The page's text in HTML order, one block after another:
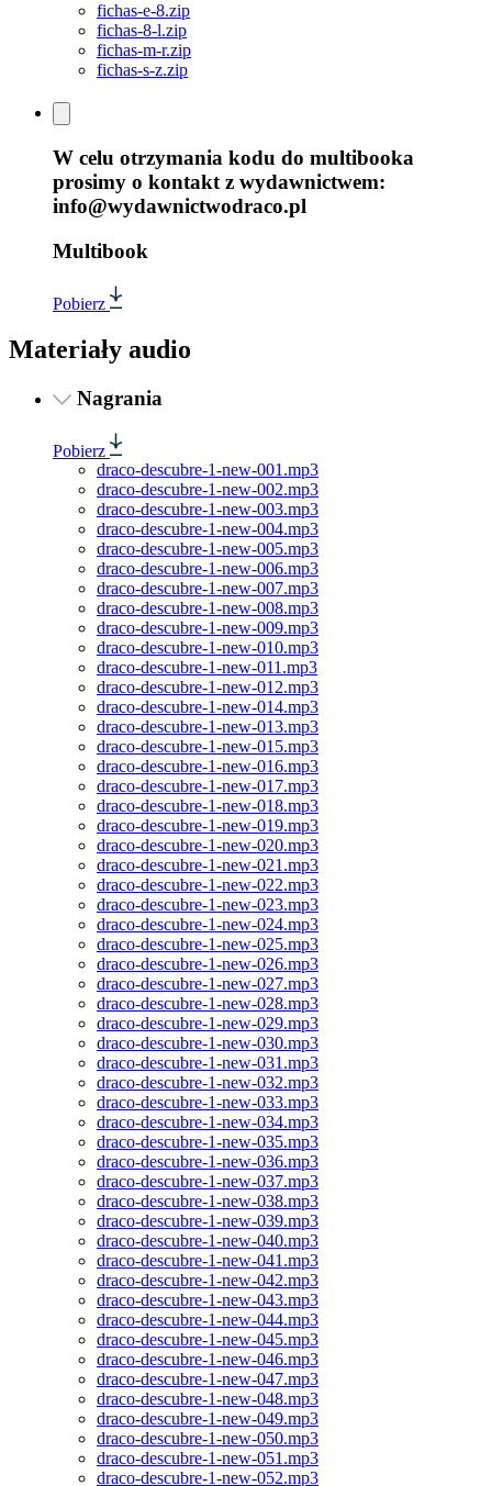
fichas-e-8.zip
fichas-8-l.zip
fichas-m-r.zip
fichas-s-z.zip
W celu otrzymania kodu do multibooka
prosimy o kontakt z wydawnictwem:
info@wydawnictwodraco.pl
Multibook
Pobierz
Materiały audio
Nagrania
Pobierz
draco-descubre-1-new-001.mp3
draco-descubre-1-new-002.mp3
draco-descubre-1-new-003.mp3
draco-descubre-1-new-004.mp3
draco-descubre-1-new-005.mp3
draco-descubre-1-new-006.mp3
draco-descubre-1-new-007.mp3
draco-descubre-1-new-008.mp3
draco-descubre-1-new-009.mp3
draco-descubre-1-new-010.mp3
draco-descubre-1-new-011.mp3
draco-descubre-1-new-012.mp3
draco-descubre-1-new-014.mp3
draco-descubre-1-new-013.mp3
draco-descubre-1-new-015.mp3
draco-descubre-1-new-016.mp3
draco-descubre-1-new-017.mp3
draco-descubre-1-new-018.mp3
draco-descubre-1-new-019.mp3
draco-descubre-1-new-020.mp3
draco-descubre-1-new-021.mp3
draco-descubre-1-new-022.mp3
draco-descubre-1-new-023.mp3
draco-descubre-1-new-024.mp3
draco-descubre-1-new-025.mp3
draco-descubre-1-new-026.mp3
draco-descubre-1-new-027.mp3
draco-descubre-1-new-028.mp3
draco-descubre-1-new-029.mp3
draco-descubre-1-new-030.mp3
draco-descubre-1-new-031.mp3
draco-descubre-1-new-032.mp3
draco-descubre-1-new-033.mp3
draco-descubre-1-new-034.mp3
draco-descubre-1-new-035.mp3
draco-descubre-1-new-036.mp3
draco-descubre-1-new-037.mp3
draco-descubre-1-new-038.mp3
draco-descubre-1-new-039.mp3
draco-descubre-1-new-040.mp3
draco-descubre-1-new-041.mp3
draco-descubre-1-new-042.mp3
draco-descubre-1-new-043.mp3
draco-descubre-1-new-044.mp3
draco-descubre-1-new-045.mp3
draco-descubre-1-new-046.mp3
draco-descubre-1-new-047.mp3
draco-descubre-1-new-048.mp3
draco-descubre-1-new-049.mp3
draco-descubre-1-new-050.mp3
draco-descubre-1-new-051.mp3
draco-descubre-1-new-052.mp3